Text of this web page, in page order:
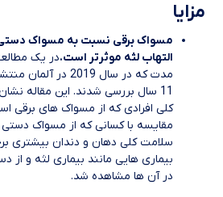
مزایا
مسواک برقی نسبت به مسواک
التهاب لثه موثرتر است.در یک
مدت که در سال 2019
11 سال بررسی شدند. این مقاله
کلی افرادی که از مسواک های برقی
مقایسه با کسانی که از مسواک دستی
سلامت کلی دهان و دندان بیشتری
بیماری هایی مانند بیماری لثه و از
در آن ها مشاهده شد.